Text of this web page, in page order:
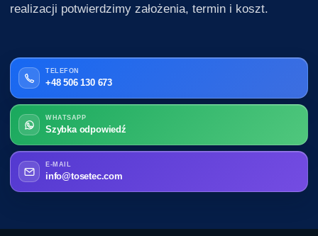
realizacji potwierdzimy założenia, termin i koszt.
TELEFON
+48 506 130 673
WHATSAPP
Szybka odpowiedź
E-MAIL
info@tosetec.com